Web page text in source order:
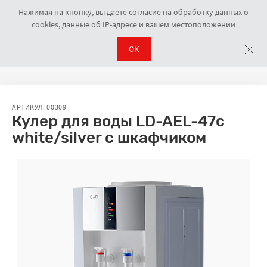
Кулер для воды LD-AEL-47c white/silver с
АРТИКУЛ: 00309
Кулер для воды LD-AEL-47c
white/silver с шкафчиком
Нажимая на кнопку, вы даете согласие на обработку данных о
cookies, данные об IP-адресе и вашем местоположении
ОК